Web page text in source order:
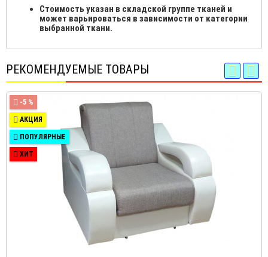
Стоимость указан в складской группе тканей и
может варьироваться в зависимости от категории
выбранной ткани.
РЕКОМЕНДУЕМЫЕ ТОВАРЫ
-5 %
АКЦИЯ
ПОПУЛЯРНЫЕ
ХИТ